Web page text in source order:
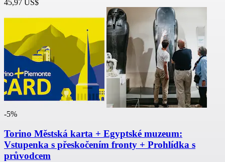
45,97 US$
-5%
Torino Městská karta + Egyptské muzeum:
Vstupenka s přeskočením fronty + Prohlídka s
průvodcem